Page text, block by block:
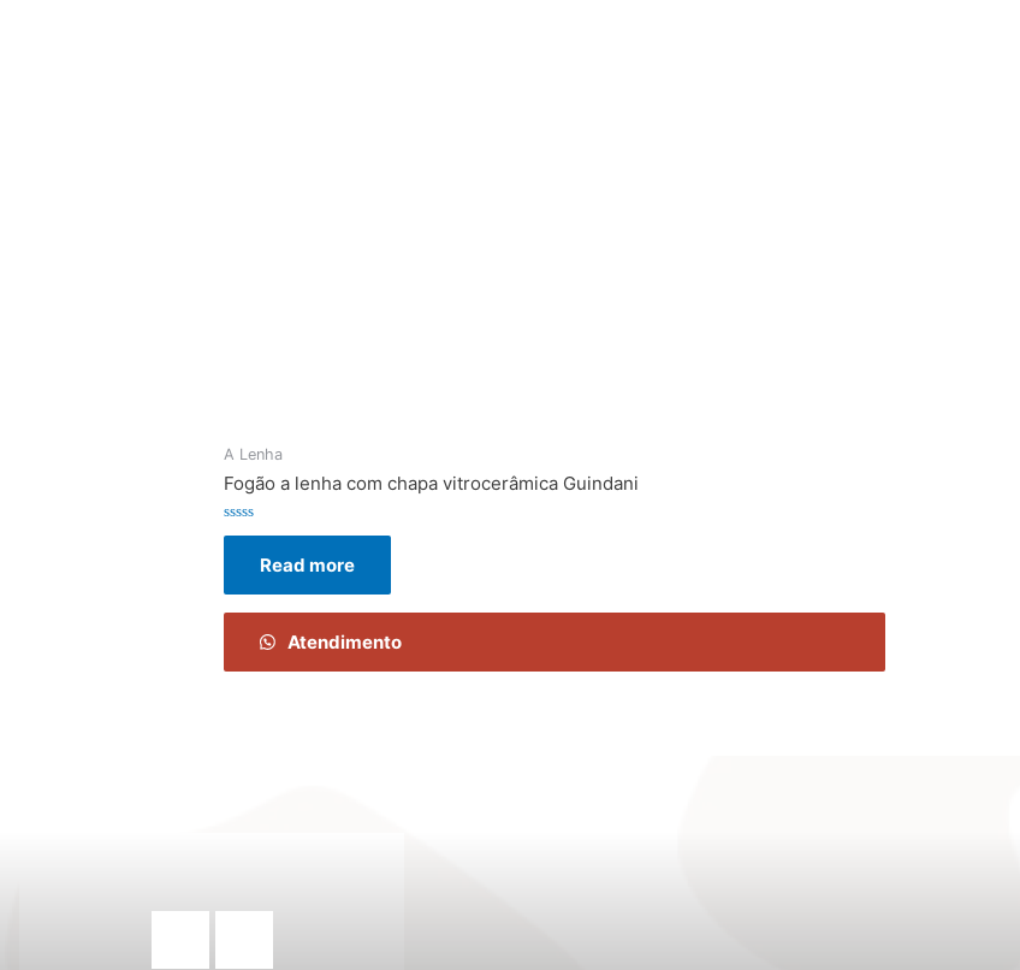
A Lenha
Fogão a lenha com chapa vitrocerâmica Guindani
Rated
5
Read more
Atendimento